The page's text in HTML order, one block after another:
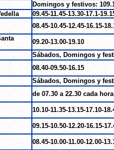
Domingos y festivos:
09.45-11.45-13.30-17.1-
08.45-10.45-12.45-16.15-
09.20-13.00-19.10
Sábados, Domingos y
08.40-09.50-16.15
Sábados, Domingos y
de 07.30 a 22.30 cada hora
10.10-11.35-13.15-17.10-
09.15-10.50-12.20-16.15-
08.45-10.00-11.00-12.00-